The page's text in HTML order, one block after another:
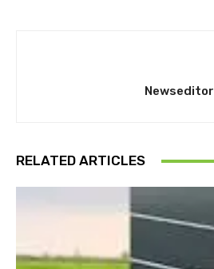
Newseditor
RELATED ARTICLES